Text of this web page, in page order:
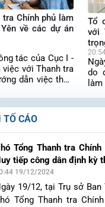
Chính phủ làm
về các dự án
tác của Cục I -
việc với Thanh tra
dẫn việc thực
vụ quan trọng,
tại Hưng Yên. Tổ
chí Nguyễn
vụ 2, Cục I,
trưởng. Dự buổi
tỉnh Hưng Yên và
Tổ
với
do
TỐ CÁO
Tổng Thanh tra
tiếp công dân định kỳ
19/12/2024
19/12, tại Trụ sở Ban
Tổng Thanh tra